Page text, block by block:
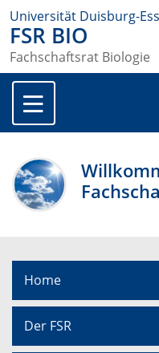
Universität Duisburg-
FSR BIO
Fachschaftsrat Biologie
Home
Der FSR